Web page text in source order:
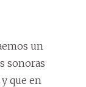
un
sonoras
que en